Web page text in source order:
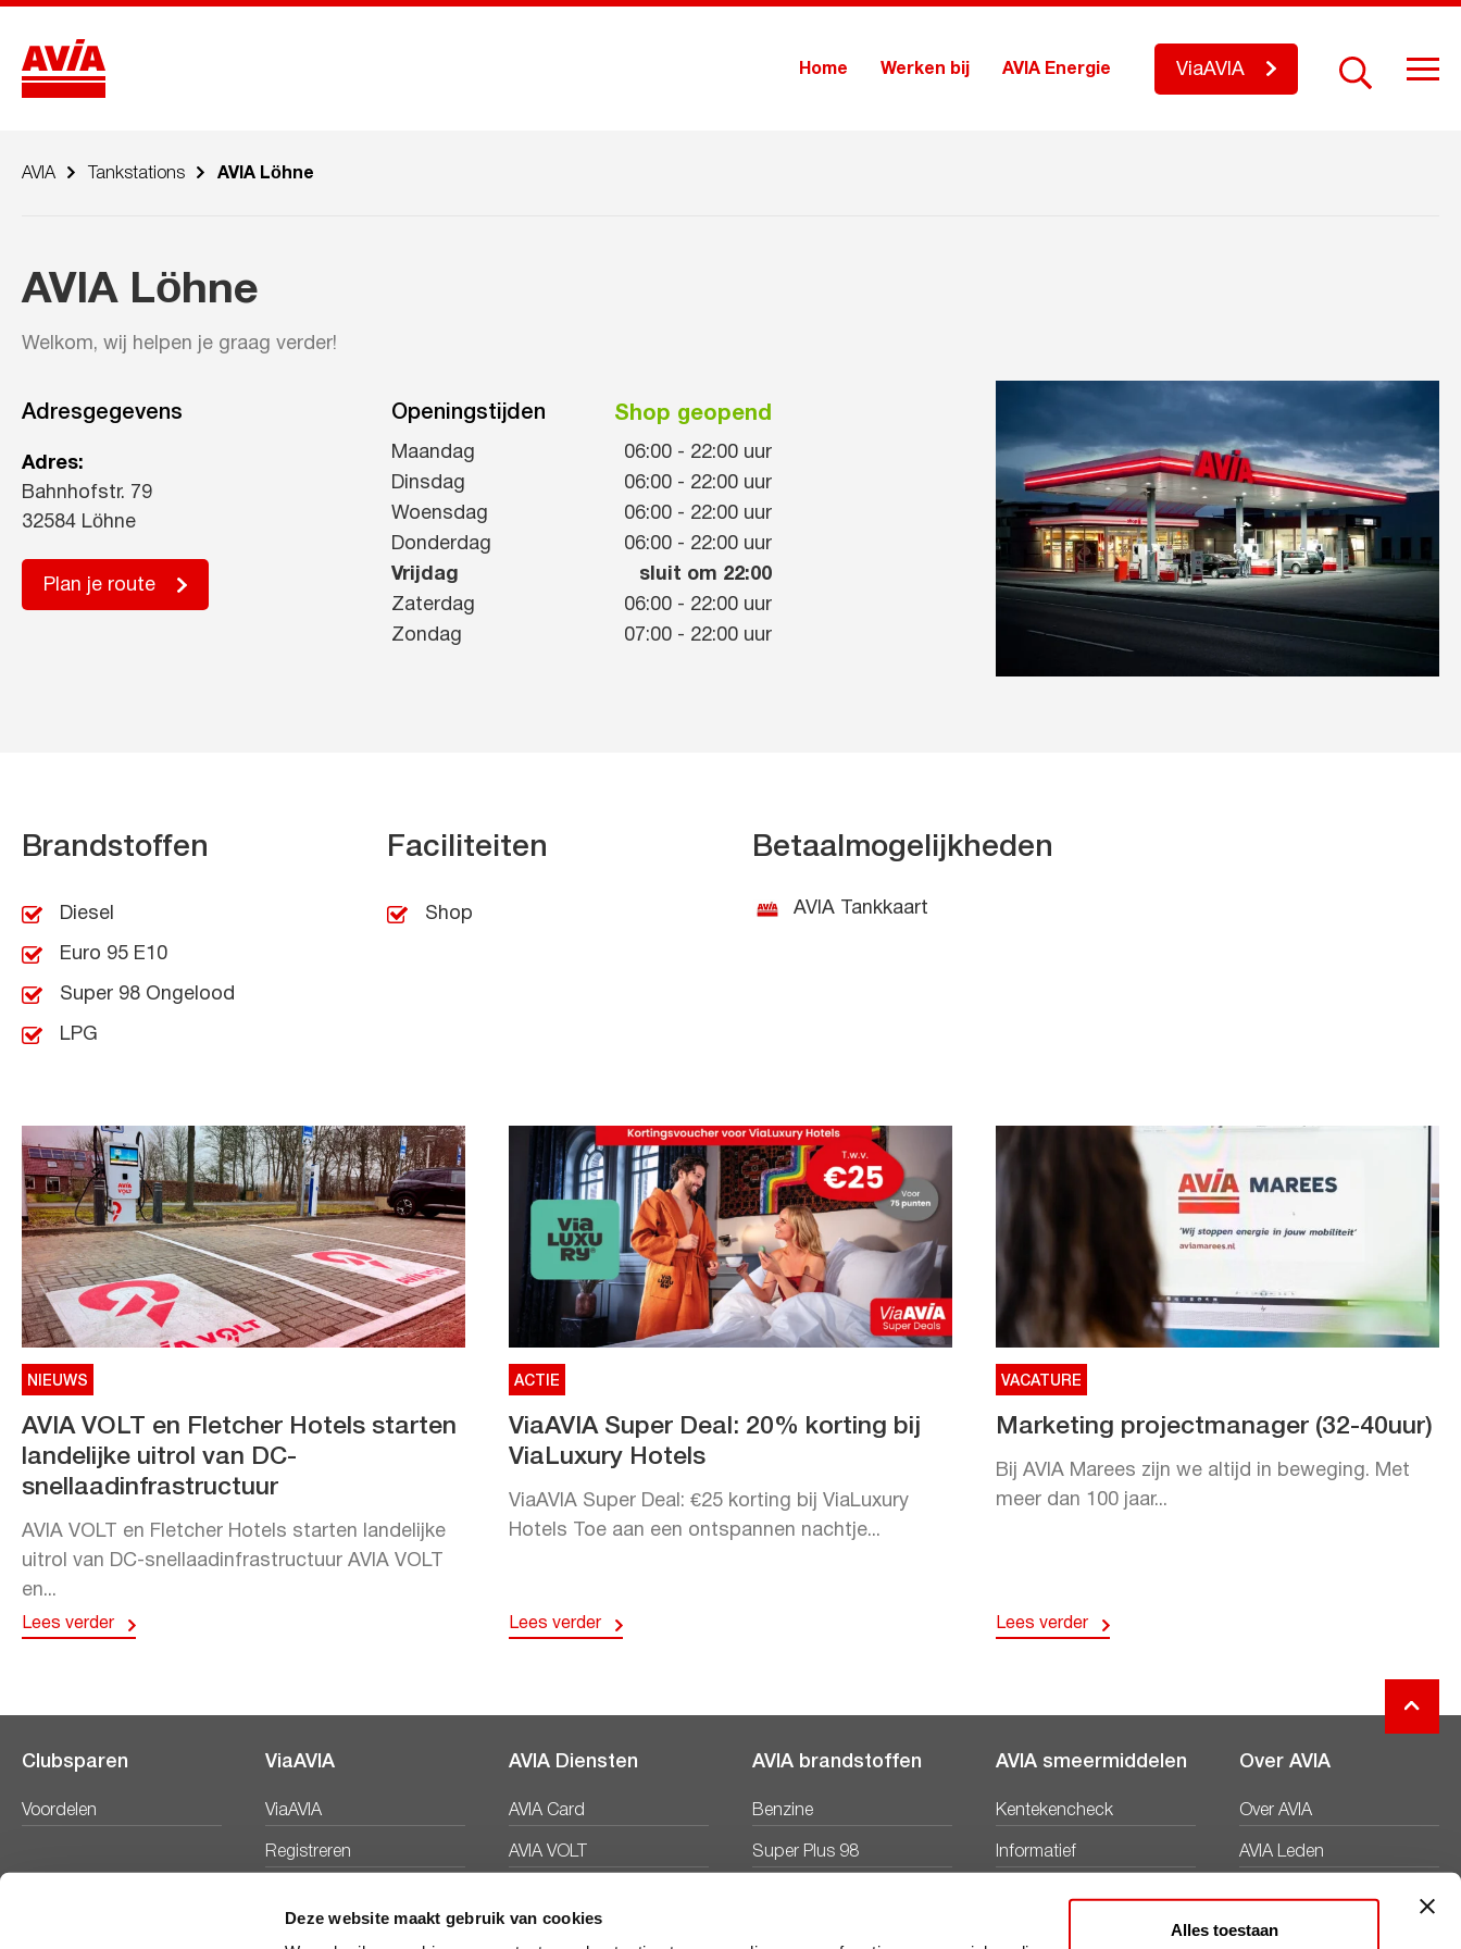
Deze website maakt gebruik van cookies
Alles toestaan
Home Werken bij AVIA Energie ViaAVIA
AVIA Tankstations AVIA Löhne
AVIA Löhne
Welkom, wij helpen je graag verder!
Adresgegevens
Adres:
Bahnhofstr. 79
32584 Löhne
Plan je route
Openingstijden Shop geopend
Maandag 06:00 - 22:00 uur
Dinsdag
06:00 - 22:00 uur
Woensdag
06:00 - 22:00 uur
Donderdag
06:00 - 22:00 uur
Vrijdag
sluit om 22:00
Zaterdag
06:00 - 22:00 uur
Zondag
07:00 - 22:00 uur
Brandstoffen
Diesel
Euro 95 E10
Super 98 Ongelood
LPG
Faciliteiten
Shop
Betaalmogelijkheden
AVIA Tankkaart
NIEUWS
AVIA VOLT en Fletcher Hotels starten
landelijke uitrol van DC-
snellaadinfrastructuur
AVIA VOLT en Fletcher Hotels starten landelijke
uitrol van DC-snellaadinfrastructuur AVIA VOLT
en...
Lees verder
ACTIE
ViaAVIA Super Deal: 20% korting bij
ViaLuxury Hotels
ViaAVIA Super Deal: €25 korting bij ViaLuxury
Hotels Toe aan een ontspannen nachtje...
Lees verder
VACATURE
Marketing projectmanager (32-40uur)
Bij AVIA Marees zijn we altijd in beweging. Met
meer dan 100 jaar...
Lees verder
Clubsparen
Voordelen
ViaAVIA
ViaAVIA
Registreren
AVIA Diensten
AVIA Card
AVIA VOLT
AVIA brandstoffen
Benzine
Super Plus 98
AVIA smeermiddelen
Kentekencheck
Informatief
Over AVIA
Over AVIA
AVIA Leden
Duurzaamheid